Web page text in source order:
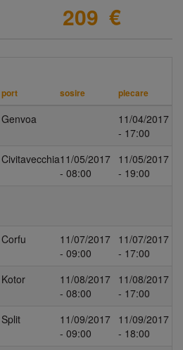
209 €
port sosire plecare
Genvoa
11/04/2017
- 17:00
Civitavecchia11/05/2017
- 08:00
11/05/2017
- 19:00
Corfu
11/07/2017
- 09:00
11/07/2017
- 17:00
Kotor
11/08/2017
- 08:00
11/08/2017
- 17:00
Split
11/09/2017
- 09:00
11/09/2017
- 18:00